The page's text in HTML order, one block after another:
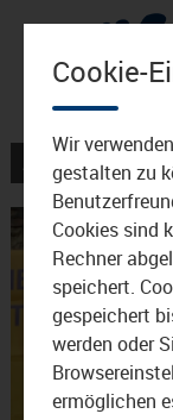
AKTUELLES
Cookie-
Wir
gestalten zu
Cookies sind
Rechner
speichert.
gespeichert
werden oder
ermöglichen